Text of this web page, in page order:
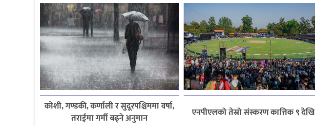
कोशी, गण्डकी, कर्णाली र सुदूरपश्चिममा वर्षा,
तराईमा गर्मी बढ्ने अनुमान
एनपीएलको तेस्रो संस्करण कात्तिक ९ देखि